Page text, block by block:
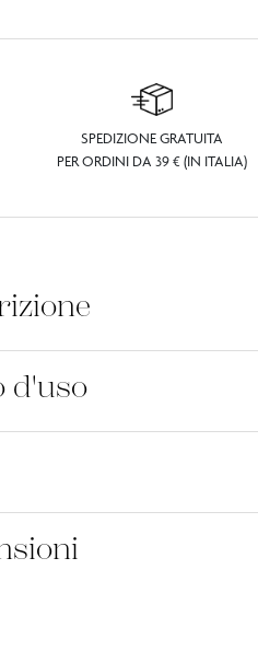
SPEDIZIONE GRATUITA
PER ORDINI DA 39 € (IN ITALIA)
fluida con estratto di
d'uso
la crema fluida
CAPRYUC/CAPRIC